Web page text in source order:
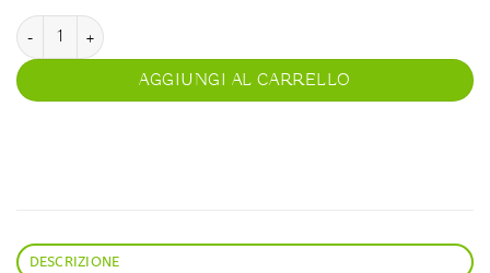
Cumaru quantità
AGGIUNGI AL CARRELLO
DESCRIZIONE